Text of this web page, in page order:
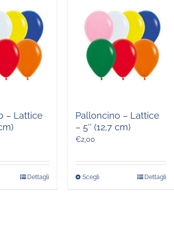
– Lattice
Dettagli
Palloncino – Lattice
– 5″ (12,7 cm)
€2,00
Scegli Dettagli